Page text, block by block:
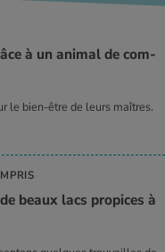
à un ani­mal de com­
le bien-être de leurs maîtres.
beaux lacs pro­pices à